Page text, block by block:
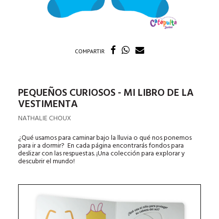
COMPARTIR
PEQUEÑOS CURIOSOS - MI LIBRO DE LA
VESTIMENTA
NATHALIE CHOUX
¿Qué usamos para caminar bajo la lluvia o qué nos ponemos
para ir a dormir? En cada página encontrarás fondos para
deslizar con las respuestas. ¡Una colección para explorar y
descubrir el mundo!